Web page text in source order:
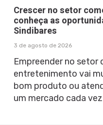
Crescer no setor
conheça as
Sindibares
3 de agosto de 2026
Empreender no setor
entretenimento vai
bom produto ou
um mercado cada vez